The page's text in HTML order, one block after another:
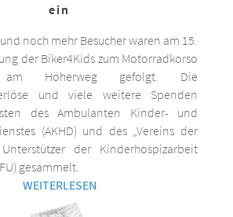
ein
noch mehr Besucher waren am 15.
der Biker4Kids zum Motorradkorso
Höherweg gefolgt. Die
und viele weitere Spenden
des Ambulanten Kinder- und
(AKHD) und des „Vereins der
der Kinderhospizarbeit
gesammelt.
WEITERLESEN